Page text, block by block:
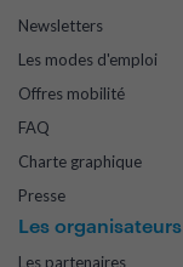
Newsletters
Les modes d'emploi
Offres mobilité
FAQ
Charte graphique
Presse
Les organisateurs
Les partenaires